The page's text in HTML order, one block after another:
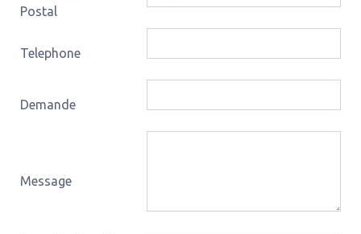
Postal
Telephone
Demande
Message